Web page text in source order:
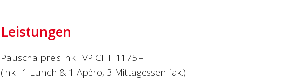
Leistungen
Pauschalpreis inkl. VP CHF 1175.–
(inkl. 1 Lunch & 1 Apéro, 3 Mittagessen fak.)